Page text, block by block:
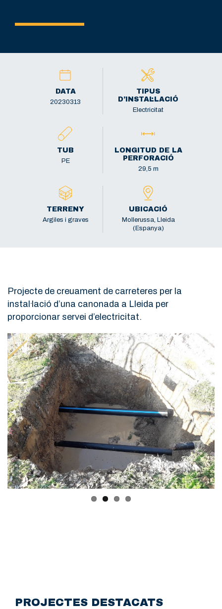
DATA
20230313
TIPUS
D’INSTAL·LACIÓ
Electricitat
TUB
PE
LONGITUD DE LA
PERFORACIÓ
29,5 m
TERRENY
Argiles i graves
UBICACIÓ
Mollerussa, Lleida
(Espanya)
Projecte de creuament de carreteres per la
instal·lació d’una canonada a Lleida per
proporcionar servei d’electricitat.
PROJECTES DESTACATS